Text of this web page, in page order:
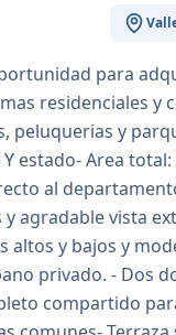
para
residenciales y
peluquerias y
estado- Area total:
al
agradable vista
altos y bajos y
privado. - Dos
compartido